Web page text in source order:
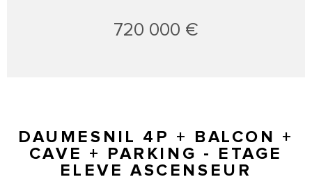
720 000 €
DAUMESNIL 4P + BALCON +
CAVE + PARKING - ETAGE
ELEVE ASCENSEUR